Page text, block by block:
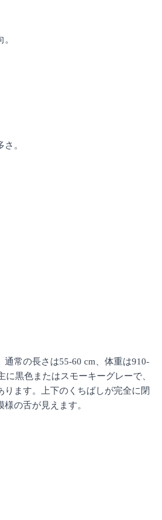
。
通常の長さは55-60 cm、体重は910-
に黒色またはスモーキーグレーで、
ります。上下のくちばしが完全に閉
の舌が見えます。